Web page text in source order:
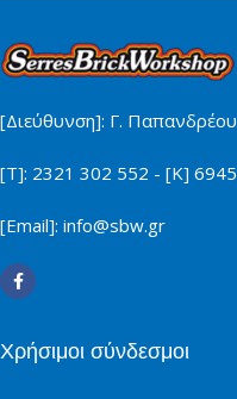
[Διεύθυνση]: Γ.
[Τ]: 2321 302 552 - [Κ]
[Email]: info@sbw.gr
Χρήσιμοι σύνδεσμοι